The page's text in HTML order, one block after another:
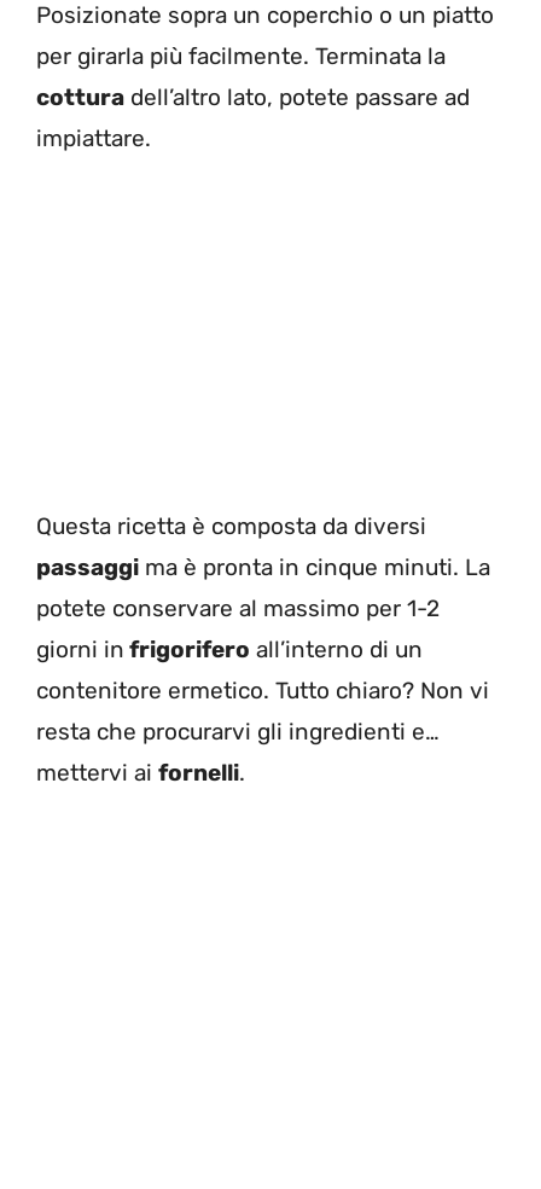
Posizionate sopra un coperchio o un piatto
per girarla più facilmente. Terminata la
cottura dell’altro lato, potete passare ad
impiattare.
Questa ricetta è composta da diversi
passaggi ma è pronta in cinque minuti. La
potete conservare al massimo per 1-2
giorni in frigorifero all’interno di un
contenitore ermetico. Tutto chiaro? Non vi
resta che procurarvi gli ingredienti e…
mettervi ai fornelli.